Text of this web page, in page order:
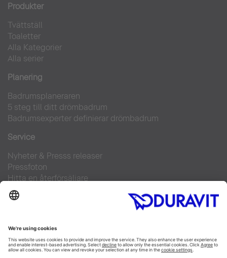
Produkter
Tvättställ
Toaletter
Alla Kategorier
Alla serier
Planering
Badrumsplaneraren
5 steg till ditt drömbadrum
Badrumsexperter definierar drömbadrum
Service
Nyheter & Presss releaser
Pressfoton
Hitta en återförsäljare
FAQs
Facebook
Instagram
Pinterest
Flickr